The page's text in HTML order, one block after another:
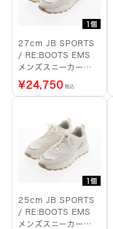
1個
27cm JB SPORTS
/ RE:BOOTS EMS
メンズスニーカー
（白）
¥24,750 税込
1個
25cm JB SPORTS
/ RE:BOOTS EMS
メンズスニーカー